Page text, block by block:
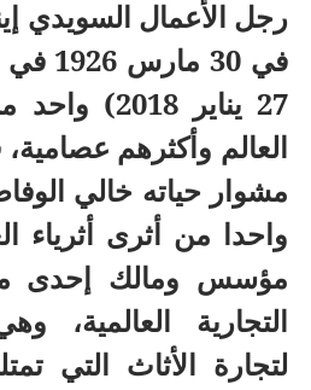
رجل الأعمال السويدي
في 30
27 يناير
العالم وأكثرهم
مشوار حياته خالي
واحدا من أثرى أثرياء
مؤسس ومالك إحدى
التجارية العالمية،